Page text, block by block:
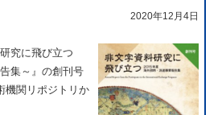
2020年12月4日
究に飛び立つ
集～』の創刊号
機関リポジトリか